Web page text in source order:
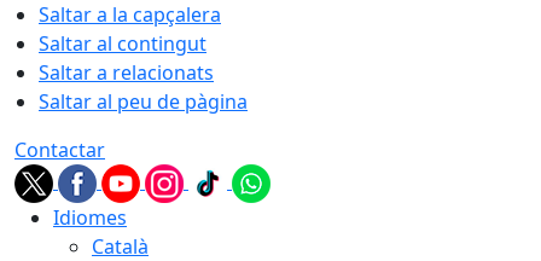
Saltar a la capçalera
Saltar al contingut
Saltar a relacionats
Saltar al peu de pàgina
Contactar
Idiomes
Català